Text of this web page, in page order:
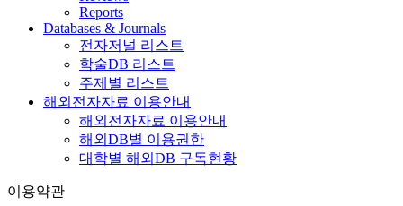
Reports
Databases & Journals
전자저널 리스트
학술DB 리스트
주제별 리스트
해외전자자료 이용안내
해외전자자료 이용안내
해외DB별 이용권한
대학별 해외DB 구독현황
이용약관